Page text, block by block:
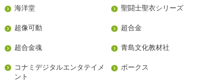
海洋堂 聖闘士聖衣シリーズ
超像可動 超合金
超合金魂 青島文化教材社
コナミデジタルエンタテイメ
ント
ボークス